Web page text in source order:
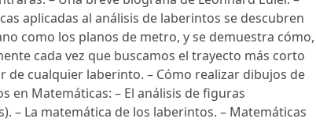
aplicadas al análisis de laberintos se descubren
como los planos de metro, y se demuestra cómo,
cada vez que buscamos el trayecto más corto
de cualquier laberinto. – Cómo realizar dibujos de
en Matemáticas: – El análisis de figuras
– La matemática de los laberintos. – Matemáticas